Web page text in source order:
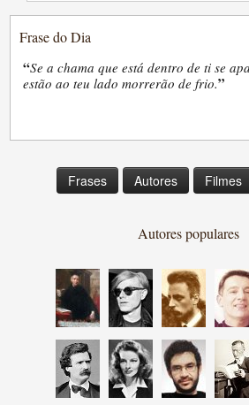
Frase do Dia
“Se a chama que está dentro de ti se
estão ao teu lado morrerão de frio.”
Frases Autores Filmes
Autores populares